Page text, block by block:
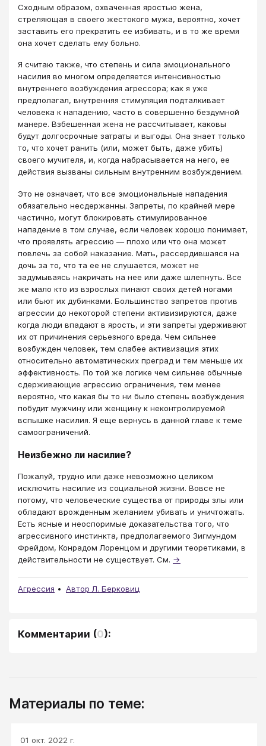
Сходным образом, охваченная яростью жена,
стреляющая в своего жестокого мужа, вероятно, хочет
заставить его прекратить ее избивать, и в то же время
она хочет сделать ему больно.
Я считаю также, что степень и сила эмоционального
насилия во многом определяется интенсивностью
внутреннего возбуждения агрессора; как я уже
предполагал, внутренняя стимуляция подталкивает
человека к нападению, часто в совершенно бездумной
манере. Взбешенная жена не рассчитывает, каковы
будут долгосрочные затраты и выгоды. Она знает только
то, что хочет ранить (или, может быть, даже убить)
своего мучителя, и, когда набрасывается на него, ее
действия вызваны сильным внутренним возбуждением.
Это не означает, что все эмоциональные нападения
обязательно несдержанны. Запреты, по крайней мере
частично, могут блокировать стимулированное
нападение в том случае, если человек хорошо понимает,
что проявлять агрессию — плохо или что она может
повлечь за собой наказание. Мать, рассердившаяся на
дочь за то, что та ее не слушается, может не
задумываясь накричать на нее или даже шлепнуть. Все
же мало кто из взрослых пинают своих детей ногами
или бьют их дубинками. Большинство запретов против
агрессии до некоторой степени активизируются, даже
когда люди впадают в ярость, и эти запреты удерживают
их от причинения серьезного вреда. Чем сильнее
возбужден человек, тем слабее активизация этих
относительно автоматических преград и тем меньше их
эффективность. По той же логике чем сильнее обычные
сдерживающие агрессию ограничения, тем менее
вероятно, что какая бы то ни было степень возбуждения
побудит мужчину или женщину к неконтролируемой
вспышке насилия. Я еще вернусь в данной главе к теме
самоограничений.
Неизбежно ли насилие?
Пожалуй, трудно или даже невозможно целиком
исключить насилие из социальной жизни. Вовсе не
потому, что человеческие существа от природы злы или
обладают врожденным желанием убивать и уничтожать.
Есть ясные и неоспоримые доказательства того, что
агрессивного инстинкта, предполагаемого Зигмундом
Фрейдом, Конрадом Лоренцом и другими теоретиками, в
действительности не существует. См. →
Агрессия Автор Л. Берковиц
Комментарии (0):
Материалы по теме:
01 окт. 2022 г.